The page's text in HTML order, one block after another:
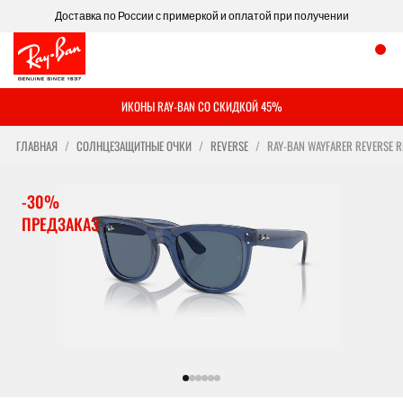
Доставка по России с примеркой и оплатой при получении
ИКОНЫ RAY-BAN СО СКИДКОЙ 45%
ГЛАВНАЯ СОЛНЦЕЗАЩИТНЫЕ ОЧКИ REVERSE RAY-BAN WAYFARER
-30%
ПРЕДЗАКАЗ